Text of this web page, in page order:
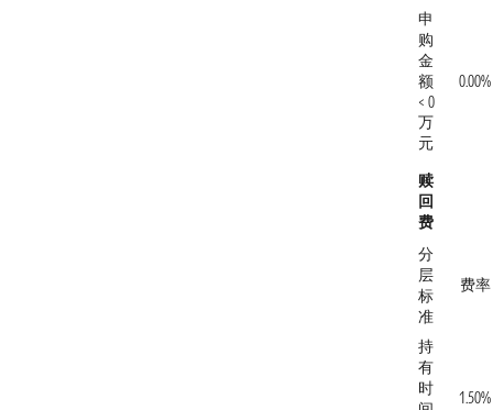
申
购
金
额
< 0
万
元
0.00%
赎
回
费
分
层
标
准
费率
持
有
时
1.50%